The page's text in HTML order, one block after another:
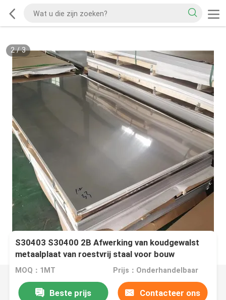
2/3
S30403 S30400 2B Afwerking van koudgewalst
metaalplaat van roestvrij staal voor bouw
MOQ：1MT Prijs：Onderhandelbaar
Beste prijs Contacteer ons